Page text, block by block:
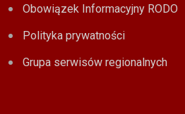
Obowiązek Informacyjny RODO
Polityka prywatności
Grupa serwisów regionalnych